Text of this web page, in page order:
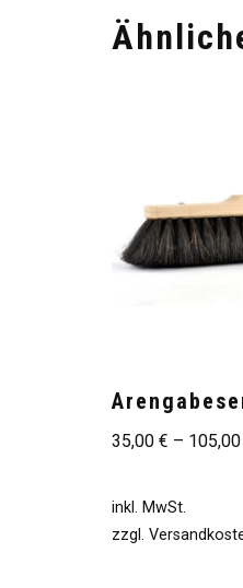
35,00 € – 105,00
inkl. MwSt.
zzgl.